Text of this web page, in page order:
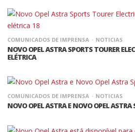
COMUNICADOS DE IMPRENSA NOTICIAS
NOVO OPEL ASTRA SPORTS TOURER
ELÉTRICA
COMUNICADOS DE IMPRENSA NOTICIAS
NOVO OPEL ASTRA E NOVO OPEL ASTRA